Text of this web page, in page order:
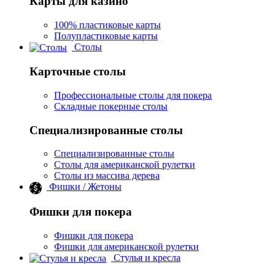
100% пластиковые карты
Полупластиковые карты
Столы
Карточные столы
Профессиональные столы для покера
Складные покерные столы
Специализированные столы
Специализированные столы
Столы для американской рулетки
Столы из массива дерева
Фишки / Жетоны
Фишки для покера
Фишки для покера
Фишки для американской рулетки
Стулья и кресла